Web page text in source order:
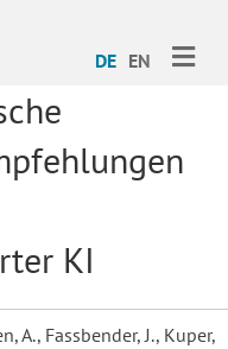
DE EN
KI
A., Fassbender, J., Kuper,